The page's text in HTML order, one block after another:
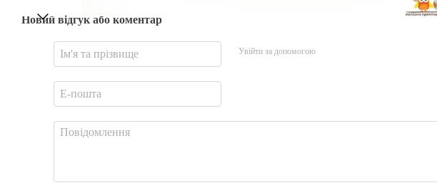
Новий відгук або коментар
Увійти за допомогою